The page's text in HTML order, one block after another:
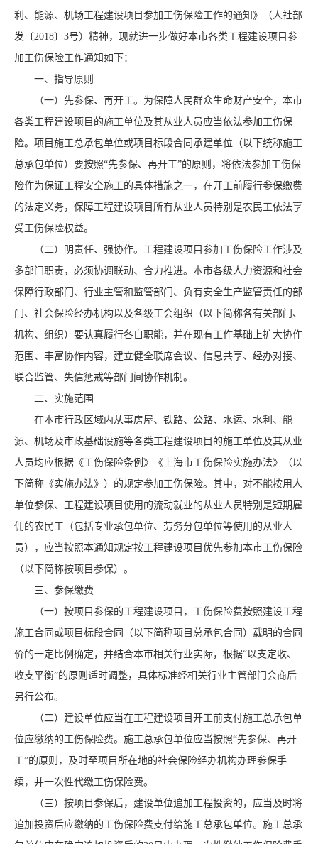
利、能源、机场工程建设项目参加工伤保险工作的通知》（人社部
发〔2018〕3号）精神，现就进一步做好本市各类工程建设项目参
加工伤保险工作通知如下：
一、指导原则
（一）先参保、再开工。为保障人民群众生命财产安全，本市
各类工程建设项目的施工单位及其从业人员应当依法参加工伤保
险。项目施工总承包单位或项目标段合同承建单位（以下统称施工
总承包单位）要按照“先参保、再开工”的原则，将依法参加工伤保
险作为保证工程安全施工的具体措施之一，在开工前履行参保缴费
的法定义务，保障工程建设项目所有从业人员特别是农民工依法享
受工伤保险权益。
（二）明责任、强协作。工程建设项目参加工伤保险工作涉及
多部门职责，必须协调联动、合力推进。本市各级人力资源和社会
保障行政部门、行业主管和监管部门、负有安全生产监管责任的部
门、社会保险经办机构以及各级工会组织（以下简称各有关部门、
机构、组织）要认真履行各自职能，并在现有工作基础上扩大协作
范围、丰富协作内容，建立健全联席会议、信息共享、经办对接、
联合监管、失信惩戒等部门间协作机制。
二、实施范围
在本市行政区域内从事房屋、铁路、公路、水运、水利、能
源、机场及市政基础设施等各类工程建设项目的施工单位及其从业
人员均应根据《工伤保险条例》《上海市工伤保险实施办法》（以
下简称《实施办法》）的规定参加工伤保险。其中，对不能按用人
单位参保、工程建设项目使用的流动就业的从业人员特别是短期雇
佣的农民工（包括专业承包单位、劳务分包单位等使用的从业人
员），应当按照本通知规定按工程建设项目优先参加本市工伤保险
（以下简称按项目参保）。
三、参保缴费
（一）按项目参保的工程建设项目，工伤保险费按照建设工程
施工合同或项目标段合同（以下简称项目总承包合同）载明的合同
价的一定比例确定，并结合本市相关行业实际，根据“以支定收、
收支平衡”的原则适时调整，具体标准经相关行业主管部门会商后
另行公布。
（二）建设单位应当在工程建设项目开工前支付施工总承包单
位应缴纳的工伤保险费。施工总承包单位应当按照“先参保、再开
工”的原则，及时至项目所在地的社会保险经办机构办理参保手
续，并一次性代缴工伤保险费。
（三）按项目参保后，建设单位追加工程投资的，应当及时将
追加投资后应缴纳的工伤保险费支付给施工总承包单位。施工总承